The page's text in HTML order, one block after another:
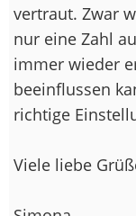
vertraut. Zwar
nur eine Zahl
immer wieder
beeinflussen
richtige
Viele liebe